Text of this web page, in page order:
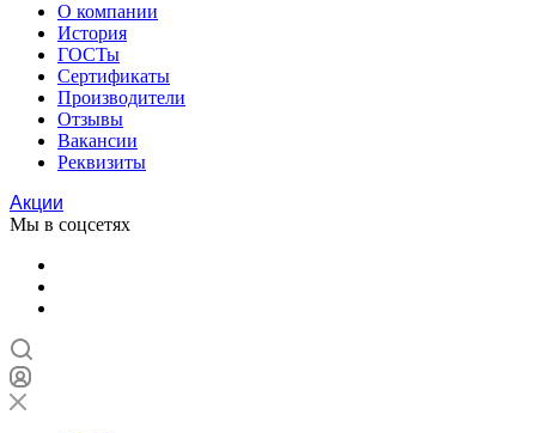
О компании
История
ГОСТы
Сертификаты
Производители
Отзывы
Вакансии
Реквизиты
Акции
Мы в соцсетях